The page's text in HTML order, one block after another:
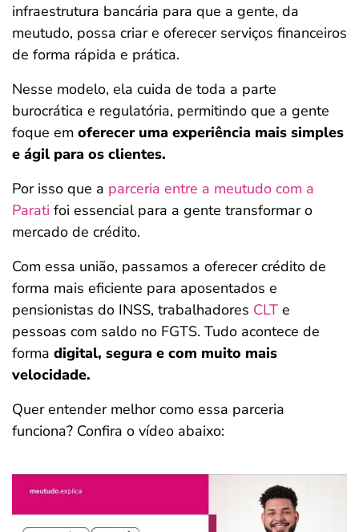
infraestrutura bancária para que a gente, da
meutudo, possa criar e oferecer serviços financeiros
de forma rápida e prática.
Nesse modelo, ela cuida de toda a parte
burocrática e regulatória, permitindo que a gente
foque em oferecer uma experiência mais simples
e ágil para os clientes.
Por isso que a parceria entre a meutudo com a
Parati foi essencial para a gente transformar o
mercado de crédito.
Com essa união, passamos a oferecer crédito de
forma mais eficiente para aposentados e
pensionistas do INSS, trabalhadores CLT e
pessoas com saldo no FGTS. Tudo acontece de
forma digital, segura e com muito mais
velocidade.
Quer entender melhor como essa parceria
funciona? Confira o vídeo abaixo: